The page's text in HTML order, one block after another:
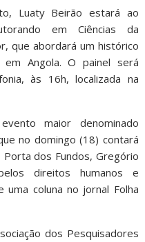
Luaty Beirão estará ao
em Ciências da
que abordará um histórico
Angola. O painel será
às 16h, localizada na
maior denominado
no domingo (18) contará
dos Fundos, Gregório
direitos humanos e
uma coluna no jornal Folha
dos Pesquisadores